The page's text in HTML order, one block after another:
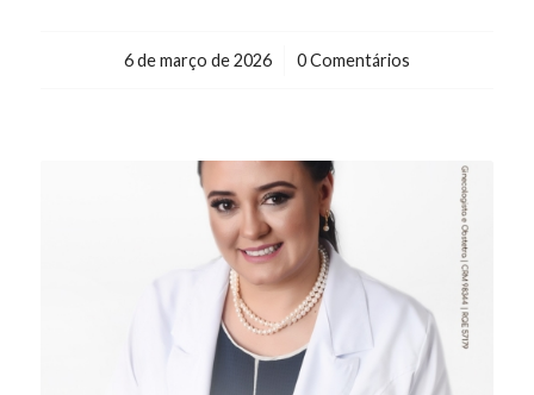
6 de março de 2026
/ 0 Comentários